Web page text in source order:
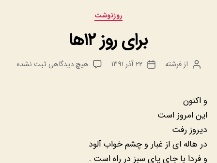
دسته‌ها
روزنوشت
برای روز ۱۲ها
نویسنده
ازفرشته
تاریخ
۲۲ آذر ۱۳۹۱ هیچ دیدگاهی برای
ثبت نشده
و اکنون
این امروز است
دیروز رفت
در هاله ای از غبار و چشم خواب آلود
و فردا با جای پای سبز در راه است .